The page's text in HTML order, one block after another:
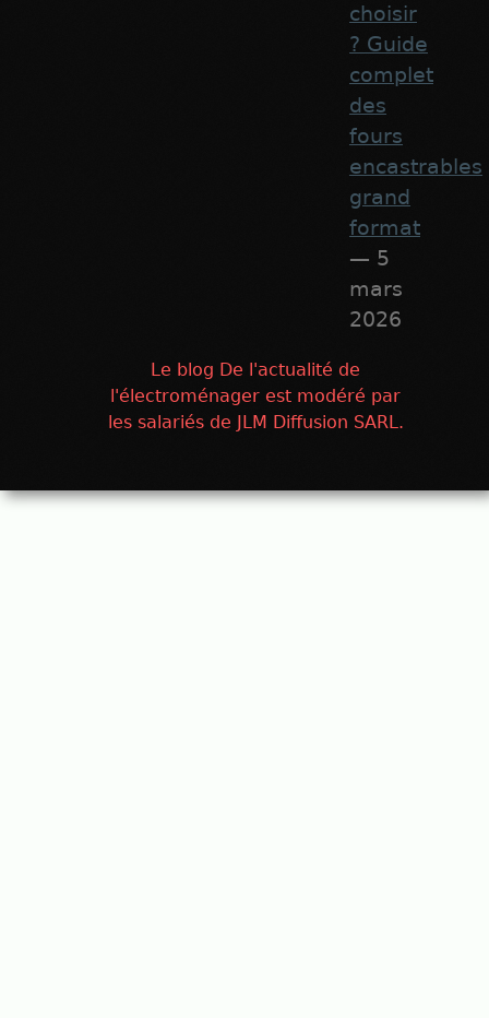
choisir
? Guide
complet
des
fours
encastrables
grand
format
— 5
mars
2026
Le blog De l'actualité de
l'électroménager est modéré par
les salariés de JLM Diffusion SARL.